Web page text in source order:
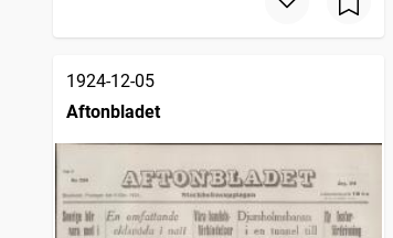
1924-12-05
Aftonbladet